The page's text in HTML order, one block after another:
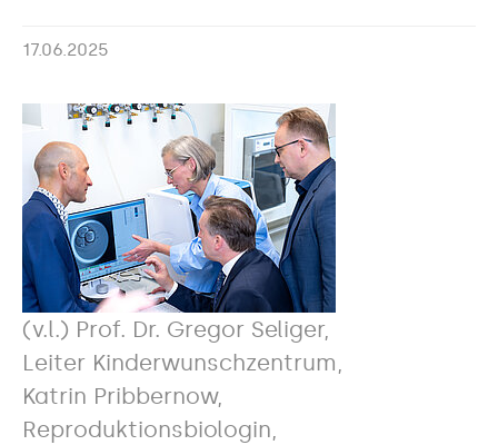
17.06.2025
(v.l.) Prof. Dr. Gregor Seliger,
Leiter Kinderwunschzentrum,
Katrin Pribbernow,
Reproduktionsbiologin,